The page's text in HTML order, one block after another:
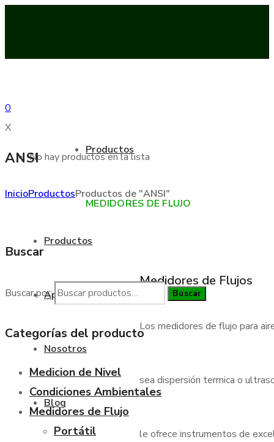
0
X
No hay productos en la lista
Productos
Aplicaciones
Nosotros
Blog
Productos
MEDIDORES DE FLUJO
Medidores de Flujos
Los medidores de flujo para
sea dispersión termica o
le ofrece instrumentos de
ANSI
InicioProductosProductos de "ANSI"
Buscar
Buscar por: Buscar
Categorías del producto
Medicion de Nivel
Condiciones Ambientales
Medidores de Flujo
Portátil